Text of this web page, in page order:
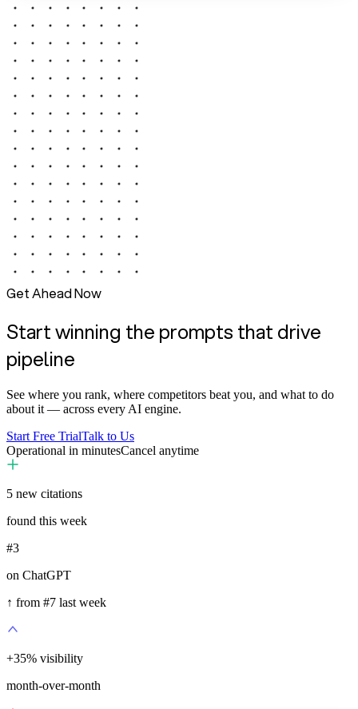
Get Ahead Now
Start winning the prompts that drive
pipeline
See where you rank, where competitors beat you, and what to do
about it — across every AI engine.
Start Free TrialTalk to Us
Operational in minutesCancel anytime
5 new citations
found this week
#3
on ChatGPT
↑ from #7 last week
+35% visibility
month-over-month